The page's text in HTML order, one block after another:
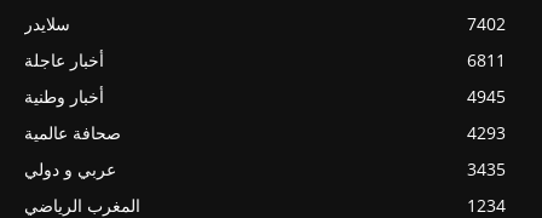
سلايدر
7402
أخبار عاجلة
6811
أخبار وطنية
4945
صحافة عالمية
4293
عربي و دولي
3435
المغرب الرياضي
1234